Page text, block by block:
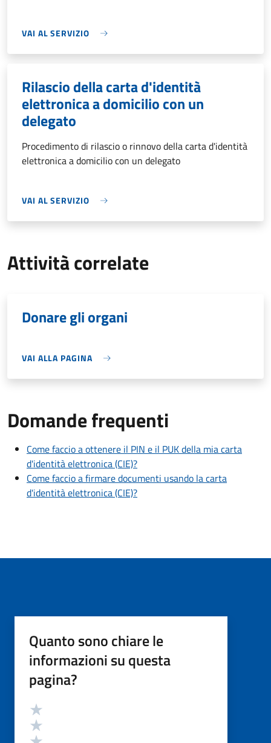
VAI AL SERVIZIO
Rilascio della carta d'identità
elettronica a domicilio con un
delegato
Procedimento di rilascio o rinnovo della carta d'identità
elettronica a domicilio con un delegato
VAI AL SERVIZIO
Attività correlate
Donare gli organi
VAI ALLA PAGINA
Domande frequenti
Come faccio a ottenere il PIN e il PUK della mia carta
d'identità elettronica (CIE)?
Come faccio a firmare documenti usando la carta
d'identità elettronica (CIE)?
Quanto sono chiare le
informazioni su questa
pagina?
Valutazione